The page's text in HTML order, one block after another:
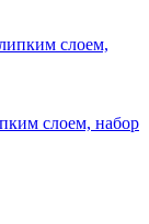
слоем, набор